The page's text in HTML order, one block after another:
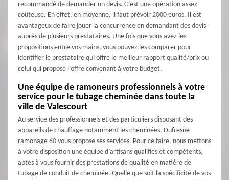
recommandé de demander un devis. C’est une opération assez
coûteuse. En effet, en moyenne, il faut prévoir 2000 euros. Il est
avantageux de faire jouer la concurrence en demandant des devis
auprès de plusieurs prestataires. Une fois que vous avez les
propositions entre vos mains, vous pouvez les comparer pour
identifier le prestataire qui offre le meilleur rapport qualité/prix ou
celui qui propose l’offre convenant à votre budget.
Une équipe de ramoneurs professionnels à votre
service pour le tubage cheminée dans toute la
ville de Valescourt
Au service des professionnels et des particuliers disposant des
appareils de chauffage notamment les cheminées, Dufresne
ramonage 60 vous propose ses services. Pour ce faire, nous mettons
à votre disposition une équipe d’artisans qualifiés et compétents,
aptes à vous fournir des prestations de qualité en matière de
tubage de conduit de cheminée. Quelle que soit la spécificité de vos